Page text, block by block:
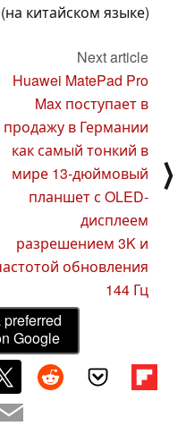
(на китайском языке)
Next article
Huawei MatePad Pro
Max поступает в
продажу в Германии
как самый тонкий в
мире 13-дюймовый
планшет с OLED-
дисплеем
разрешением 3K и
обновления
144 Гц
⟩
Google